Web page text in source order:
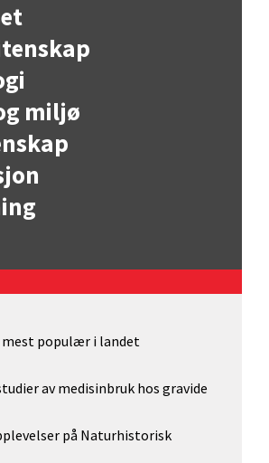
miljø
populær i landet
av medisinbruk hos gravide
på Naturhistorisk